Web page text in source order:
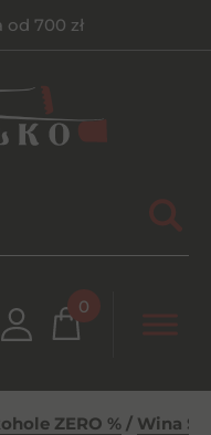
700 zł
0
ZERO % / Wina